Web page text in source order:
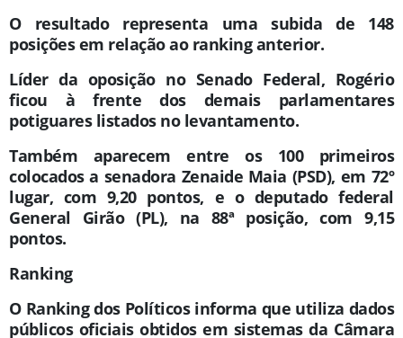
O resultado representa uma subida de 148
posições em relação ao ranking anterior.
Líder da oposição no Senado Federal, Rogério
ficou à frente dos demais parlamentares
potiguares listados no levantamento.
Também aparecem entre os 100 primeiros
colocados a senadora Zenaide Maia (PSD), em 72º
lugar, com 9,20 pontos, e o deputado federal
General Girão (PL), na 88ª posição, com 9,15
pontos.
Ranking
O Ranking dos Políticos informa que utiliza dados
públicos oficiais obtidos em sistemas da Câmara